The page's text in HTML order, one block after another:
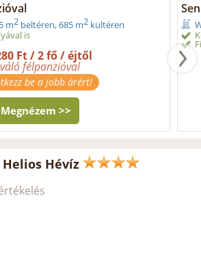
m2 beltéren, 685 m2 kültéren
is
Ft / 2 fő / éjtől
félpanzióval
be a jobb árért!
Megnézem >>
Hévíz